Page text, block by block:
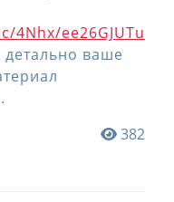
ee26GJUTu
ваше
382